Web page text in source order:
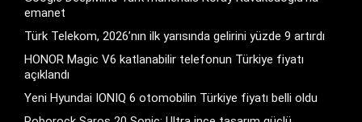
emanet
Türk Telekom, 2026’nın ilk yarısında gelirini yüzde 9 artırdı
HONOR Magic V6 katlanabilir telefonun Türkiye fiyatı
açıklandı
Yeni Hyundai IONIQ 6 otomobilin Türkiye fiyatı belli oldu